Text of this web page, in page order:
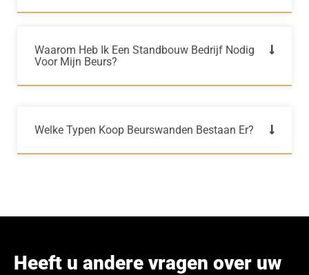
Waarom Heb Ik Een Standbouw Bedrijf Nodig
Voor Mijn Beurs?
Welke Typen Koop Beurswanden Bestaan Er?
Heeft u andere vragen over uw